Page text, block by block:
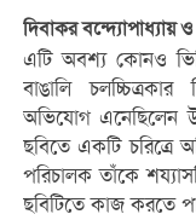
দিবাকর বন্দ্যোপাধ্যায়
এটি অবশ্য কোনও
বাঙালি চলচ্চিত্রকার
অভিযোগ এনেছিলেন
ছবিতে একটি চরিত্রে
পরিচালক তাঁকে
ছবিটিতে কাজ করতে